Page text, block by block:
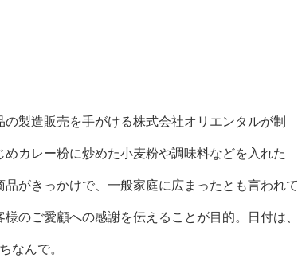
製造販売を手がける株式会社オリエンタルが制
カレー粉に炒めた小麦粉や調味料などを入れた
がきっかけで、一般家庭に広まったとも言われて
のご愛顧への感謝を伝えることが目的。日付は、
なんで。